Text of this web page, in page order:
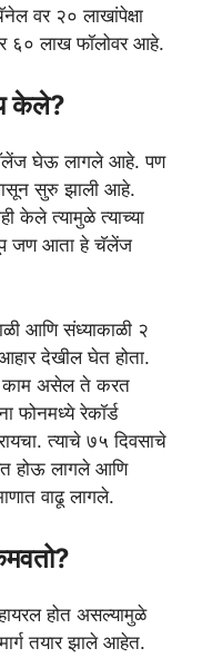
वर २० लाखांपेक्षा
६० लाख फॉलोवर आहे.
केले?
घेऊ लागले आहे. पण
सुरु झाली आहे.
केले त्यामुळे त्याच्या
जण आता हे चॅलेंज
आणि संध्याकाळी २
देखील घेत होता.
काम असेल ते करत
फोनमध्ये रेकॉर्ड
त्याचे ७५ दिवसाचे
होऊ लागले आणि
वाढू लागले.
होत असल्यामुळे
तयार झाले आहेत.